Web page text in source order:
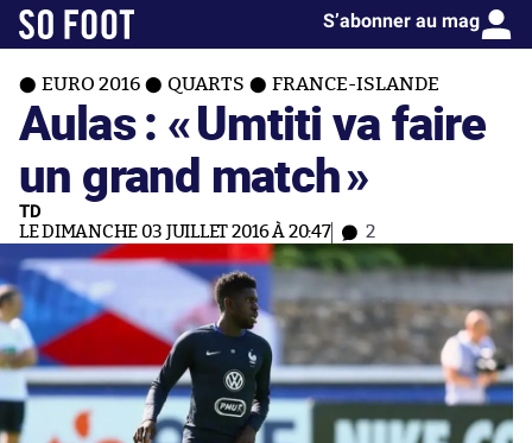
S’abonner au mag
EURO 2016 QUARTS FRANCE-ISLANDE
Aulas : «Umtiti va faire
un grand match»
TD
LE DIMANCHE 03 JUILLET 2016 À 20:47 2